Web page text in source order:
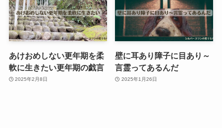
あけおめしない更年期を柔
軟に生きたい更年期の戯言
2025年2月8日
壁に耳あり障子に目あり～
言霊ってあるんだ
2025年1月26日